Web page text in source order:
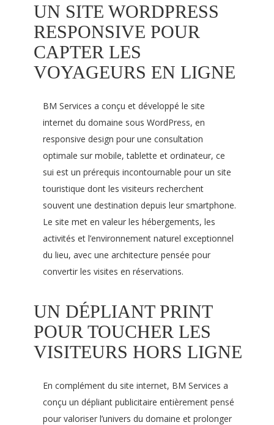
UN SITE WORDPRESS
RESPONSIVE POUR
CAPTER LES
VOYAGEURS EN LIGNE
BM Services a conçu et développé le site
internet du domaine sous WordPress, en
responsive design pour une consultation
optimale sur mobile, tablette et ordinateur, ce
sui est un prérequis incontournable pour un site
touristique dont les visiteurs recherchent
souvent une destination depuis leur smartphone.
Le site met en valeur les hébergements, les
activités et l’environnement naturel exceptionnel
du lieu, avec une architecture pensée pour
convertir les visites en réservations.
UN DÉPLIANT PRINT
POUR TOUCHER LES
VISITEURS HORS LIGNE
En complément du site internet, BM Services a
conçu un dépliant publicitaire entièrement pensé
pour valoriser l’univers du domaine et prolonger